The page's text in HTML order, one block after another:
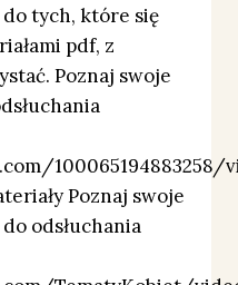
tych, które się
pdf, z
Poznaj swoje
100065194883258/
Poznaj swoje
odsłuchania